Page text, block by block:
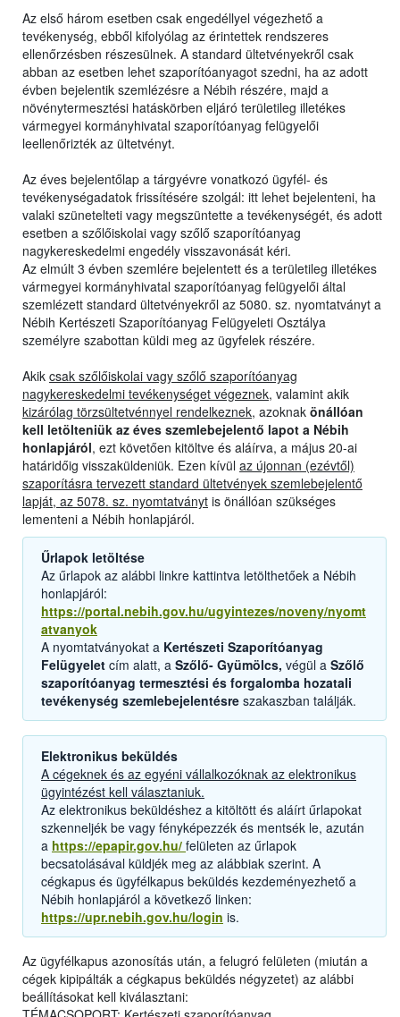
Az első három esetben csak engedéllyel végezhető a
tevékenység, ebből kifolyólag az érintettek rendszeres
ellenőrzésben részesülnek. A standard ültetvényekről csak
abban az esetben lehet szaporítóanyagot szedni, ha az adott
évben bejelentik szemlézésre a Nébih részére, majd a
növénytermesztési hatáskörben eljáró területileg illetékes
vármegyei kormányhivatal szaporítóanyag felügyelői
leellenőrizték az ültetvényt.
Az éves bejelentőlap a tárgyévre vonatkozó ügyfél- és
tevékenységadatok frissítésére szolgál: itt lehet bejelenteni, ha
valaki szünetelteti vagy megszüntette a tevékenységét, és adott
esetben a szőlőiskolai vagy szőlő szaporítóanyag
nagykereskedelmi engedély visszavonását kéri.
Az elmúlt 3 évben szemlére bejelentett és a területileg illetékes
vármegyei kormányhivatal szaporítóanyag felügyelői által
szemlézett standard ültetvényekről az 5080. sz. nyomtatványt a
Nébih Kertészeti Szaporítóanyag Felügyeleti Osztálya
személyre szabottan küldi meg az ügyfelek részére.
Akik csak szőlőiskolai vagy szőlő szaporítóanyag
nagykereskedelmi tevékenységet végeznek, valamint akik
kizárólag törzsültetvénnyel rendelkeznek, azoknak önállóan
kell letölteniük az éves szemlebejelentő lapot a Nébih
honlapjáról, ezt követően kitöltve és aláírva, a május 20-ai
határidőig visszaküldeniük. Ezen kívül az újonnan (ezévtől)
szaporításra tervezett standard ültetvények szemlebejelentő
lapját, az 5078. sz. nyomtatványt is önállóan szükséges
lementeni a Nébih honlapjáról.
Űrlapok letöltése
Az űrlapok az alábbi linkre kattintva letölthetőek a Nébih
honlapjáról:
https://portal.nebih.gov.hu/ugyintezes/noveny/nyomt
atvanyok
A nyomtatványokat a Kertészeti Szaporítóanyag
Felügyelet cím alatt, a Szőlő- Gyümölcs, végül a Szőlő
szaporítóanyag termesztési és forgalomba hozatali
tevékenység szemlebejelentésre szakaszban találják.
Elektronikus beküldés
A cégeknek és az egyéni vállalkozóknak az elektronikus
ügyintézést kell választaniuk.
Az elektronikus beküldéshez a kitöltött és aláírt űrlapokat
szkenneljék be vagy fényképezzék és mentsék le, azután
a https://epapir.gov.hu/ felületen az űrlapok
becsatolásával küldjék meg az alábbiak szerint. A
cégkapus és ügyfélkapus beküldés kezdeményezhető a
Nébih honlapjáról a következő linken:
https://upr.nebih.gov.hu/login is.
Az ügyfélkapus azonosítás után, a felugró felületen (miután a
cégek kipipálták a cégkapus beküldés négyzetet) az alábbi
beállításokat kell kiválasztani: